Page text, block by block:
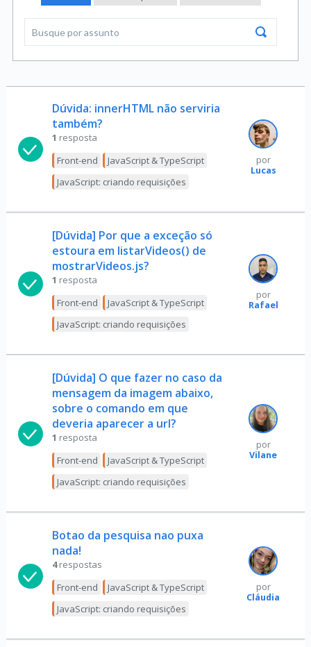
Dúvida: innerHTML não serviria
também?
1 resposta
Front-end
JavaScript & TypeScript
JavaScript: criando requisições
por
Lucas
[Dúvida] Por que a exceção só
estoura em listarVideos() de
mostrarVideos.js?
1 resposta
Front-end
JavaScript & TypeScript
JavaScript: criando requisições
por
Rafael
[Dúvida] O que fazer no caso da
mensagem da imagem abaixo,
sobre o comando em que
deveria aparecer a url?
1 resposta
Front-end
JavaScript & TypeScript
JavaScript: criando requisições
por
Vilane
Botao da pesquisa nao puxa
nada!
4 respostas
Front-end
JavaScript & TypeScript
JavaScript: criando requisições
por
Cláudia